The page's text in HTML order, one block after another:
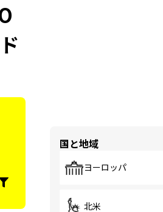
国と地域
ヨーロッパ
北米